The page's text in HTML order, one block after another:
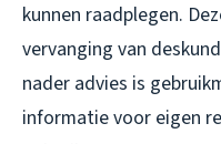
kunnen raadplegen.
vervanging van
nader advies is
informatie voor eigen